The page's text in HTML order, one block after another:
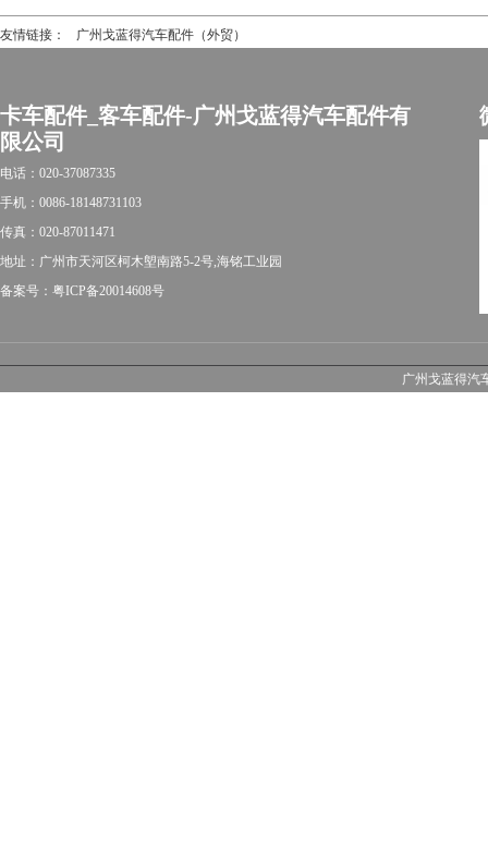
友情链接： 广州戈蓝得汽车配件（外贸）
卡车配件_客车配件-广州戈蓝得汽车配件有
限公司
电话：020-37087335
手机：0086-18148731103
传真：020-87011471
地址：广州市天河区柯木塱南路5-2号,海铭工业园
备案号：粤ICP备20014608号
广州戈蓝得汽